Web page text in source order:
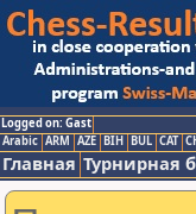
Logged on: Gast
Arabic ARM AZE BIH BUL CAT
Главная Турнирная